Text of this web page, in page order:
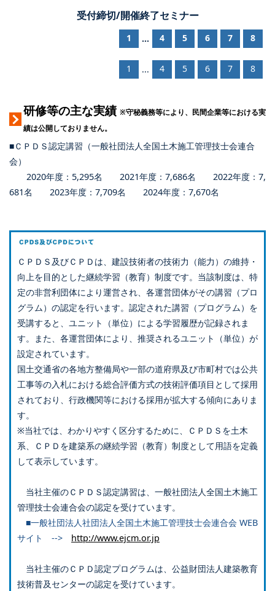
受付締切/開催終了セミナー
1 ... 4 5 6 7 8
1 ... 4 5 6 7 8
研修等の主な実績 ※守秘義務等により、民間企業等における実
績は公開しておりません。
■ＣＰＤＳ認定講習（一般社団法人全国土木施工管理技士会連合
会）
2020年度：5,295名 2021年度：7,686名 2022年度：7,
681名 2023年度：7,709名 2024年度：7,670名
ＣＰＤＳ及びＣＰＤは、建設技術者の技術力（能力）の維持・
向上を目的とした継続学習（教育）制度です。当該制度は、特
定の非営利団体により運営され、各運営団体がその講習（プロ
グラム）の認定を行います。認定された講習（プログラム）を
受講すると、ユニット（単位）による学習履歴が記録されま
す。また、各運営団体により、推奨されるユニット（単位）が
設定されています。
国土交通省の各地方整備局や一部の道府県及び市町村では公共
工事等の入札における総合評価方式の技術評価項目として採用
されており、行政機関等における採用が拡大する傾向にありま
す。
※当社では、わかりやすく区分するために、ＣＰＤＳを土木
系、ＣＰＤを建築系の継続学習（教育）制度として用語を定義
して表示しています。
当社主催のＣＰＤＳ認定講習は、一般社団法人全国土木施工
管理技士会連合会の認定を受けています。
■一般社団法人社団法人全国土木施工管理技士会連合会 WEB
サイト --> http://www.ejcm.or.jp
当社主催のＣＰＤ認定プログラムは、公益財団法人建築教育
技術普及センターの認定を受けています。